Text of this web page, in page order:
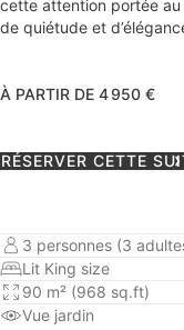
cette attention portée au
de quiétude et
À PARTIR DE 4 950 €
RÉSERVER CETTE
3 personnes (3
Lit King size
90 m² (968 sq.ft)
Vue jardin